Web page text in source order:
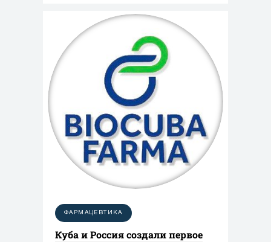
Чжэньцзяне (КНР)
ФАРМАЦЕВТИКА
Куба и Россия создали первое